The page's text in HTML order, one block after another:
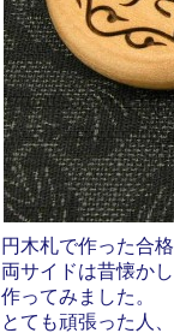
円木札で作った合
両サイドは昔懐か
作ってみました。
とても頑張った人